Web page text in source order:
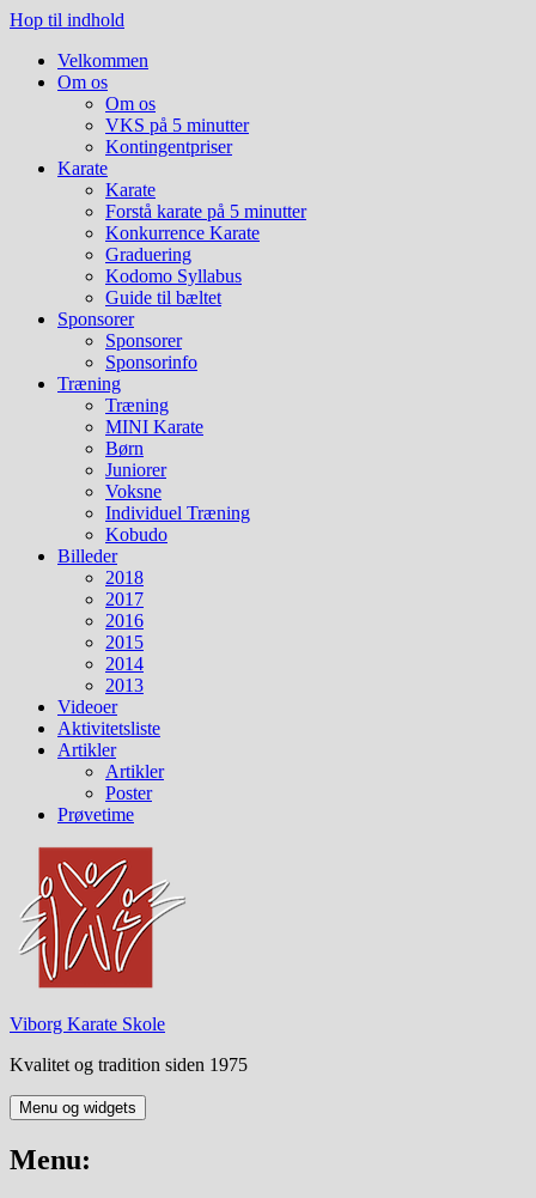
Hop til indhold
Velkommen
Om os
Om os
VKS på 5 minutter
Kontingentpriser
Karate
Karate
Forstå karate på 5 minutter
Konkurrence Karate
Graduering
Kodomo Syllabus
Guide til bæltet
Sponsorer
Sponsorer
Sponsorinfo
Træning
Træning
MINI Karate
Børn
Juniorer
Voksne
Individuel Træning
Kobudo
Billeder
2018
2017
2016
2015
2014
2013
Videoer
Aktivitetsliste
Artikler
Artikler
Poster
Prøvetime
Viborg Karate Skole
Kvalitet og tradition siden 1975
Menu og widgets
Menu: